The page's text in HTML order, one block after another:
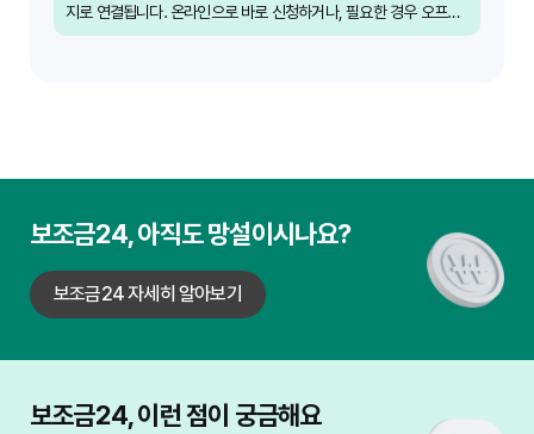
지로 연결됩니다. 온라인으로 바로 신청하거나, 필요한 경우 오프라
인 방문 신청 방법에 대한 안내를 받을 수 있습니다. 각 보조금별 신
보조금24, 아직도 망설이시나요?
보조금24 자세히 알아보기
보조금24, 이런 점이 궁금해요